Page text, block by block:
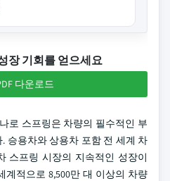
장 기회를 얻으세요
다운로드
로 스프링은 차량의 필수적인 부
승용차와 상용차 포함 전 세계 차
스프링 시장의 지속적인 성장이
계적으로 8,500만 대 이상의 차량